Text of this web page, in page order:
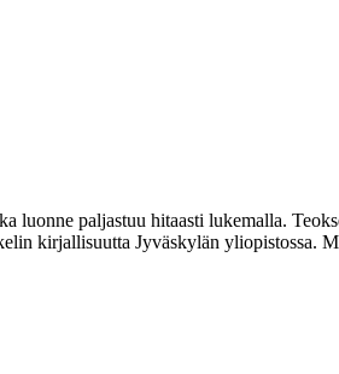
paljastuu hitaasti lukemalla.
kirjallisuutta Jyväskylän yliopistossa.